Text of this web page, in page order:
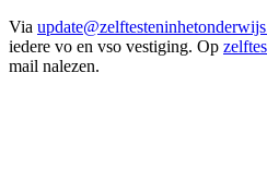
Via
iedere vo en vso vestiging. Op
mail nalezen.